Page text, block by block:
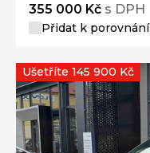
355 000 Kč s DPH
Přidat k porovnání
Ušetříte 145 900 Kč